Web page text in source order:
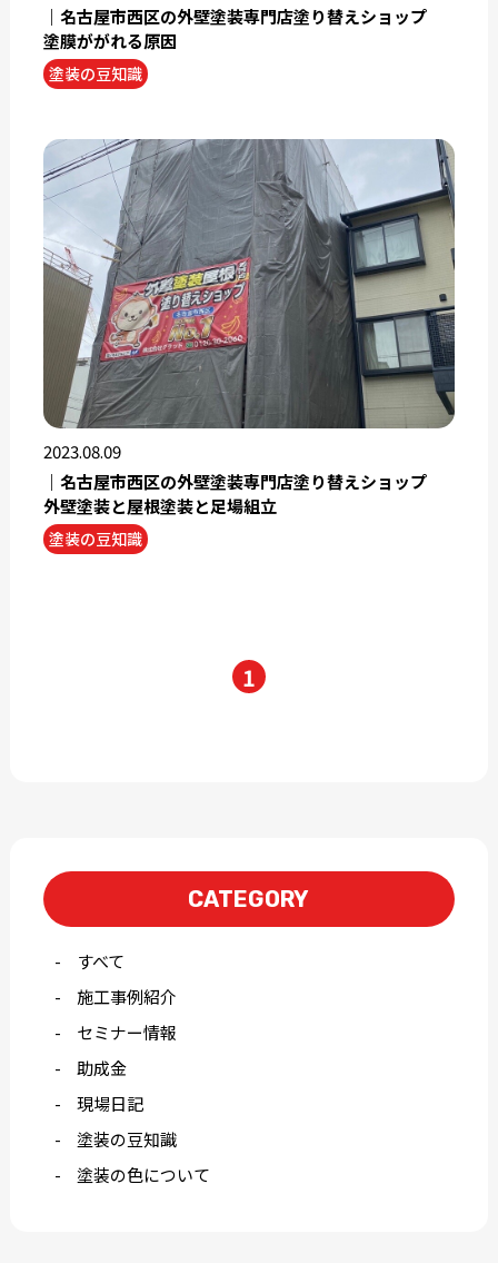
｜名古屋市西区の外壁塗装専門店塗り替えショップ
塗膜ががれる原因
塗装の豆知識
2023.08.09
｜名古屋市西区の外壁塗装専門店塗り替えショップ
外壁塗装と屋根塗装と足場組立
塗装の豆知識
1
CATEGORY
すべて
施工事例紹介
セミナー情報
助成金
現場日記
塗装の豆知識
塗装の色について